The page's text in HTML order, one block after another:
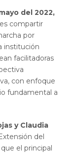
del 2022,
compartir
por
institución
facilitadoras
con enfoque
fundamental a
y Claudia
del
el principal